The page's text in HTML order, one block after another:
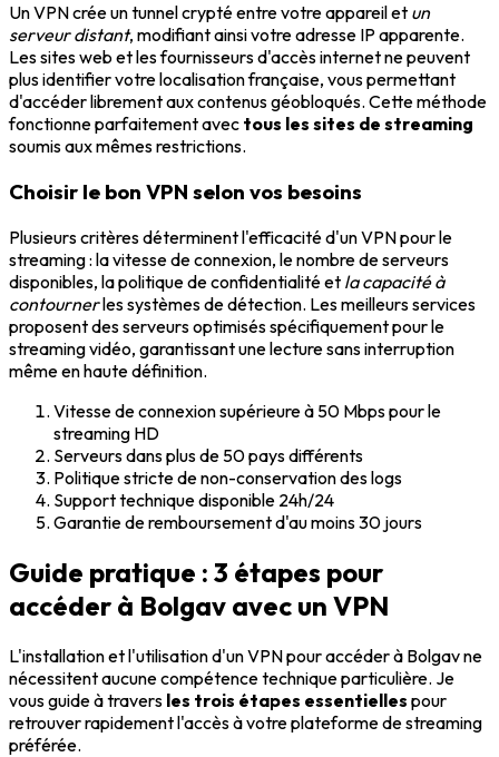
Un VPN crée un tunnel crypté entre votre appareil et un
serveur distant, modifiant ainsi votre adresse IP apparente.
Les sites web et les fournisseurs d'accès internet ne peuvent
plus identifier votre localisation française, vous permettant
d'accéder librement aux contenus géobloqués. Cette méthode
fonctionne parfaitement avec tous les sites de streaming
soumis aux mêmes restrictions.
Choisir le bon VPN selon vos besoins
Plusieurs critères déterminent l'efficacité d'un VPN pour le
streaming : la vitesse de connexion, le nombre de serveurs
disponibles, la politique de confidentialité et la capacité à
contournerles systèmes de détection. Les meilleurs services
proposent des serveurs optimisés spécifiquement pour le
streaming vidéo, garantissant une lecture sans interruption
même en haute définition.
Vitesse de connexion supérieure à 50 Mbps pour le
streaming HD
Serveurs dans plus de 50 pays différents
Politique stricte de non-conservation des logs
Support technique disponible 24h/24
Garantie de remboursement d'au moins 30 jours
Guide pratique : 3 étapes pour
accéder à Bolgav avec un VPN
L'installation et l'utilisation d'un VPN pour accéder à Bolgav ne
nécessitent aucune compétence technique particulière. Je
vous guide à travers les trois étapes essentielles pour
retrouver rapidement l'accès à votre plateforme de streaming
préférée.